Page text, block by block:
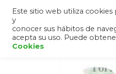
Este sitio web utiliza
y
conocer sus hábitos de
acepta su uso. Puede
Cookies